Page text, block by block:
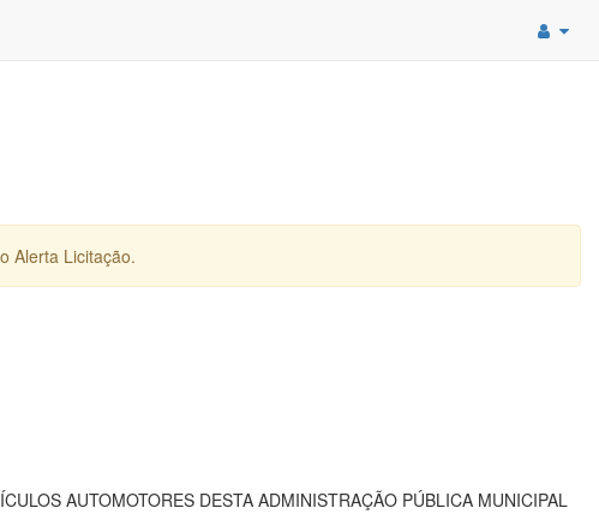
Alerta Licitação.
AUTOMOTORES DESTA ADMINISTRAÇÃO PÚBLICA MUNICIPAL